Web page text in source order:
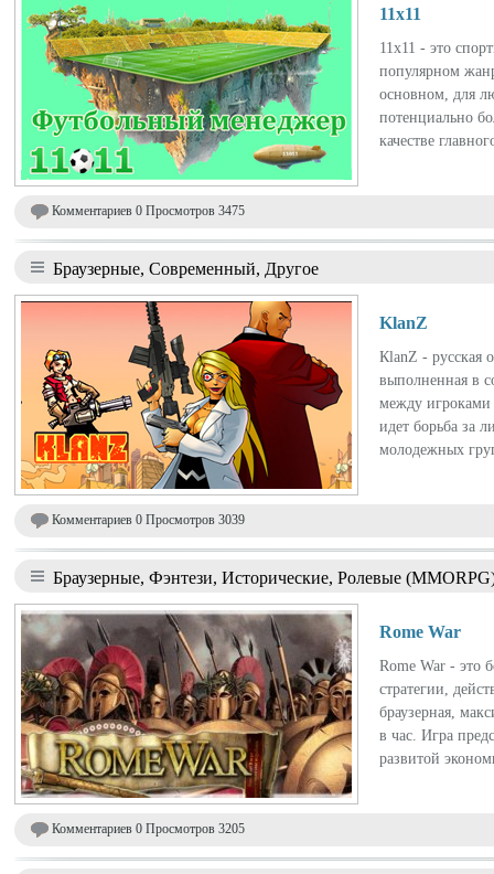
11x11
11х11 - это
популярном
основном, для
потенциально
качестве
Комментариев 0 Просмотров 3475
Браузерные, Современный, Другое
KlanZ
КlanZ - русская
выполненная в
между игроками
идет борьба за
молодежных
Комментариев 0 Просмотров 3039
Браузерные, Фэнтези, Исторические, Ролевые
Rome War
Rome War - это
стратегии,
браузерная,
в час. Игра
развитой
Комментариев 0 Просмотров 3205